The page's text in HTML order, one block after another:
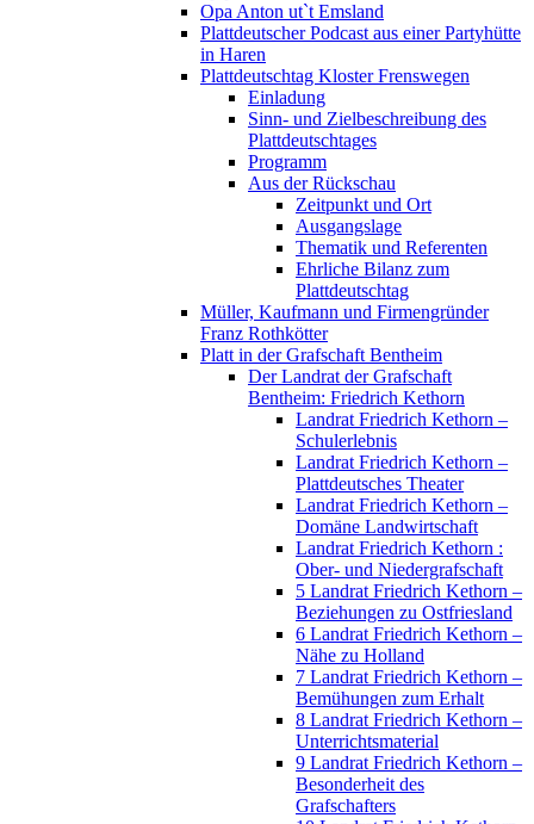
Opa Anton ut`t Emsland
Plattdeutscher Podcast aus einer Partyhütte
in Haren
Plattdeutschtag Kloster Frenswegen
Einladung
Sinn- und Zielbeschreibung des
Plattdeutschtages
Programm
Aus der Rückschau
Zeitpunkt und Ort
Ausgangslage
Thematik und Referenten
Ehrliche Bilanz zum
Plattdeutschtag
Müller, Kaufmann und Firmengründer
Franz Rothkötter
Platt in der Grafschaft Bentheim
Der Landrat der Grafschaft
Bentheim: Friedrich Kethorn
Landrat Friedrich Kethorn –
Schulerlebnis
Landrat Friedrich Kethorn –
Plattdeutsches Theater
Landrat Friedrich Kethorn –
Domäne Landwirtschaft
Landrat Friedrich Kethorn :
Ober- und Niedergrafschaft
5 Landrat Friedrich Kethorn –
Beziehungen zu Ostfriesland
6 Landrat Friedrich Kethorn –
Nähe zu Holland
7 Landrat Friedrich Kethorn –
Bemühungen zum Erhalt
8 Landrat Friedrich Kethorn –
Unterrichtsmaterial
9 Landrat Friedrich Kethorn –
Besonderheit des
Grafschafters